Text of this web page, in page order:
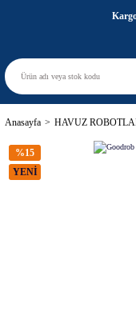
Anasayfa HAVUZ
%15
YENİ